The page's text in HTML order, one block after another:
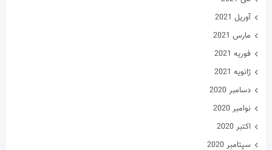
دسامبر 2020
نوامبر 2020
اکتبر 2020
سپتامبر 2020
آگوست 2020
جولای 2020
ژوئن 2020